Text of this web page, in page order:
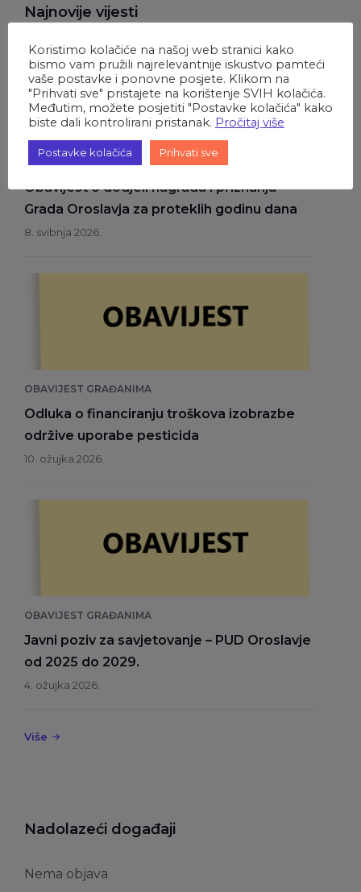
Najnovije vijesti
OBAVIJEST GRAĐANIMA
Obavijest o dodjeli nagrada i priznanja
Grada Oroslavja za proteklih godinu dana
8. svibnja 2026.
OBAVIJEST GRAĐANIMA
Odluka o financiranju troškova izobrazbe
održive uporabe pesticida
10. ožujka 2026.
OBAVIJEST GRAĐANIMA
Javni poziv za savjetovanje – PUD Oroslavje
od 2025 do 2029.
4. ožujka 2026.
Više
Nadolazeći događaji
Nema objava
Koristimo kolačiće na našoj web stranici kako
bismo vam pružili najrelevantnije iskustvo pamteći
vaše postavke i ponovne posjete. Klikom na
"Prihvati sve" pristajete na korištenje SVIH kolačića.
Međutim, možete posjetiti "Postavke kolačića" kako
biste dali kontrolirani pristanak. Pročitaj više
Postavke kolačića Prihvati sve